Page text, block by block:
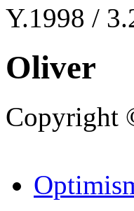
Y.1998 /
Oliver
Copyright